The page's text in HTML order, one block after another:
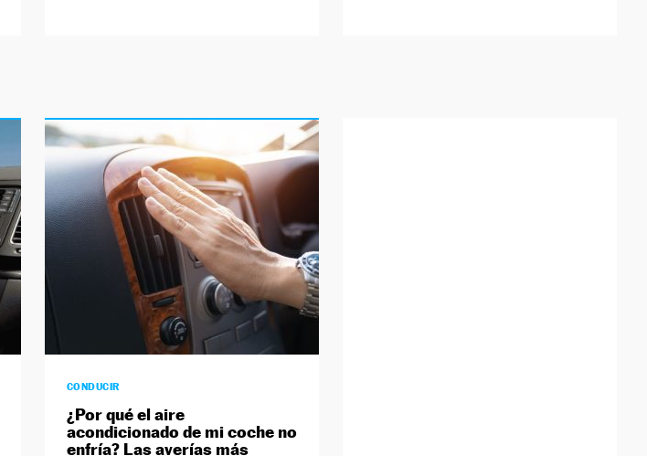
CONDUCIR
¿Por qué el aire
acondicionado de mi coche no
enfría? Las averías más